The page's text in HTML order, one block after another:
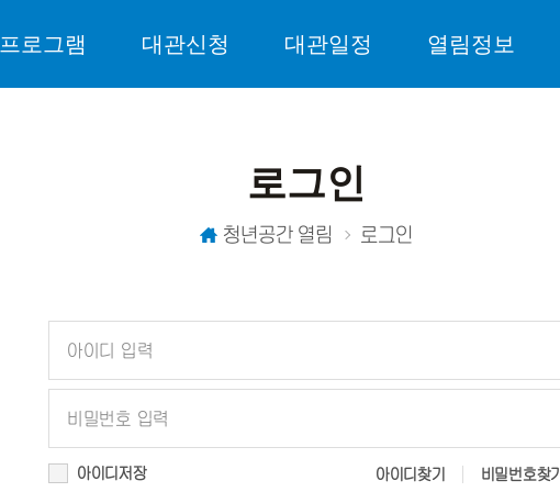
프로그램 대관신청 대관일정 열림정보
로그인
청년공간 열림 로그인
아이디저장 아이디찾기 비밀번호찾기